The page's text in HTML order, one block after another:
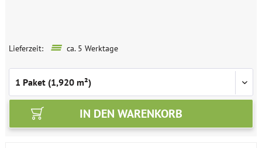
Lieferzeit: ca. 5 Werktage
IN DEN WARENKORB